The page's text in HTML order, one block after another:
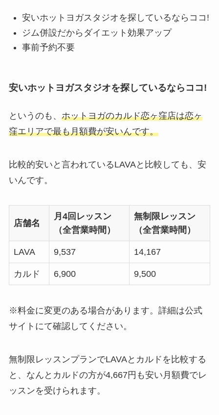
安いホットヨガスタジオを探しているならココ!
ジム併設だからダイエット効果アップ
事前予約不要
安いホットヨガスタジオを探しているならココ!
というのも、 ホットヨガのカルド恋ヶ窪店は恋ヶ
窪エリアで最も月額費が安いんです。
比較的安いと言われているLAVAと比較しても、安
いんです。
店舗名
月4回レッスン
（全営業時間）
無制限レッスン
（全営業時間）
LAVA 9,537 14,167
カルド 6,900 9,500
※料金に変更のある場合があります。詳細は公式
サイトにて確認してください。
無制限レッスンプランでLAVAとカルドを比較する
と、なんと カルドの方が4,667円も安い月額費でレ
ッスンを受けられます。